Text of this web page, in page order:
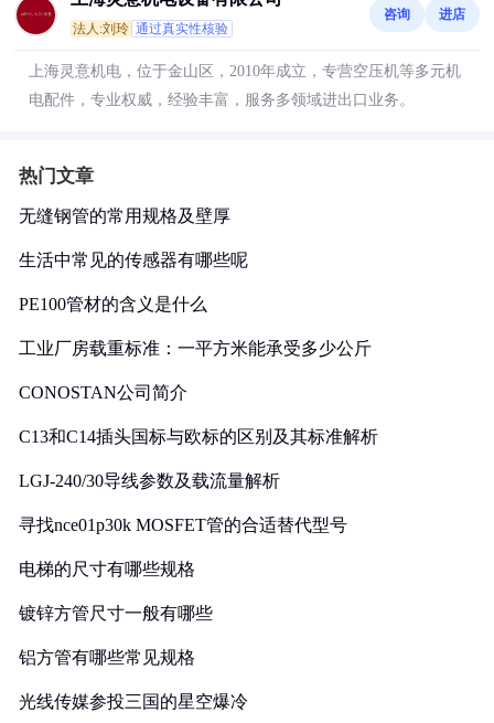
法人:刘玲 通过真实性核验
咨询 进店
上海灵意机电，位于金山区，2010年成立，专营空压机等多元机
电配件，专业权威，经验丰富，服务多领域进出口业务。
热门文章
无缝钢管的常用规格及壁厚
生活中常见的传感器有哪些呢
PE100管材的含义是什么
工业厂房载重标准：一平方米能承受多少公斤
CONOSTAN公司简介
C13和C14插头国标与欧标的区别及其标准解析
LGJ-240/30导线参数及载流量解析
寻找nce01p30k MOSFET管的合适替代型号
电梯的尺寸有哪些规格
镀锌方管尺寸一般有哪些
铝方管有哪些常见规格
光线传媒参投三国的星空爆冷